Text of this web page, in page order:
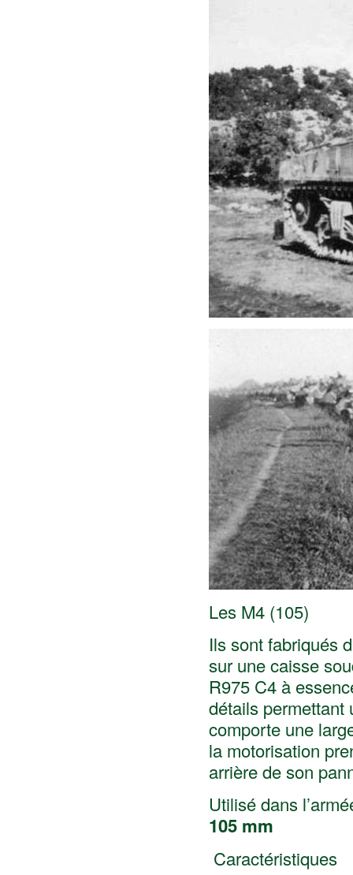
Les M4 (105)
Ils sont fabriqués
sur une caisse
R975 C4 à
détails permettant
comporte une
la motorisation
arrière de son
Utilisé dans
105 mm
Caractéristiques